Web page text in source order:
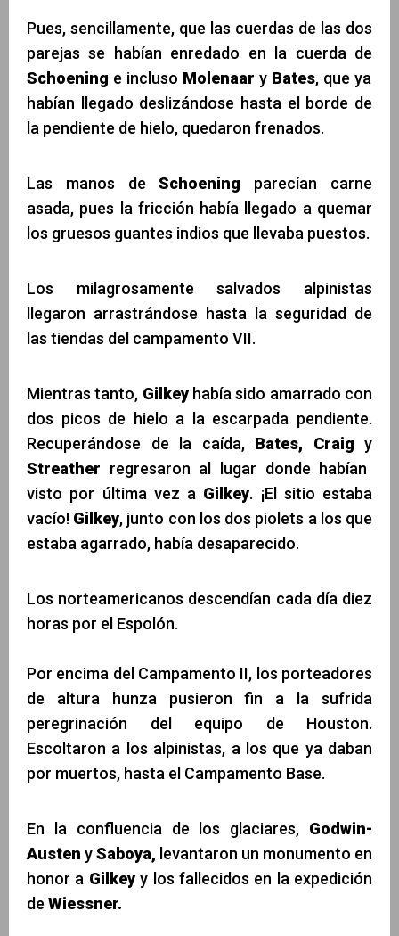
Pues, sencillamente, que las cuerdas de las dos
parejas se habían enredado en la cuerda de
Schoening e incluso Molenaar y Bates, que ya
habían llegado deslizándose hasta el borde de
la pendiente de hielo, quedaron frenados.
Las manos deSchoening parecían carne
asada, pues la fricción había llegado a quemar
los gruesos guantes indios que llevaba puestos.
Los milagrosamente salvados alpinistas
llegaron arrastrándose hasta la seguridad de
las tiendas del campamento VII.
Mientras tanto, Gilkeyhabía sido amarrado con
dos picos de hielo a la escarpada pendiente.
Recuperándose de la caída, Bates, Craig y
Streather regresaron al lugar donde habían
visto por última vez a Gilkey. ¡El sitio estaba
vacío! Gilkey, junto con los dos piolets a los que
estaba agarrado, había desaparecido.
Los norteamericanos descendían cada día diez
horas por el Espolón.
Por encima del Campamento II, los porteadores
de altura hunza pusieron fin a la sufrida
peregrinación del equipo de Houston.
Escoltaron a los alpinistas, a los que ya daban
por muertos, hasta el Campamento Base.
En la confluencia de los glaciares, Godwin-
Austen ySaboya, levantaron un monumento en
honor a Gilkeyy los fallecidos en la expedición
de Wiessner.